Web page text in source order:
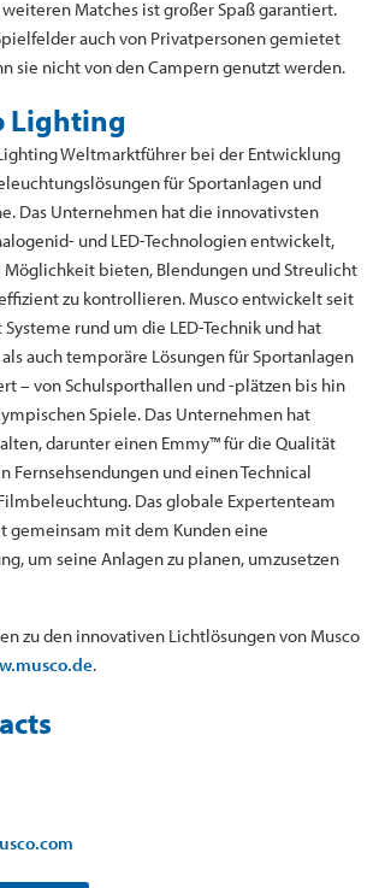
Matches ist großer Spaß garantiert.
auch von Privatpersonen gemietet
sie nicht von den Campern genutzt werden.
Lighting
Weltmarktführer bei der Entwicklung
für Sportanlagen und
Das Unternehmen hat die innovativsten
und LED-Technologien entwickelt,
bieten, Blendungen und Streulicht
zu kontrollieren. Musco entwickelt seit
rund um die LED-Technik und hat
auch temporäre Lösungen für Sportanlagen
– von Schulsporthallen und -plätzen bis hin
Spiele. Das Unternehmen hat
darunter einen Emmy™ für die Qualität
Fernsehsendungen und einen Technical
Das globale Expertenteam
gemeinsam mit dem Kunden eine
um seine Anlagen zu planen, umzusetzen
zu den innovativen Lichtlösungen von Musco
.